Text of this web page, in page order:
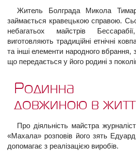
Житель Болграда Микола
займається кравецькою справою.
небагатьох майстрів
виготовляють традиційні етнічні
та інші елементи народного вбрання,
що передається у його родині з
Родинна
довжиною в
Про діяльність майстра
«Махала» розповів його зять
допомагає з реалізацією виробів.